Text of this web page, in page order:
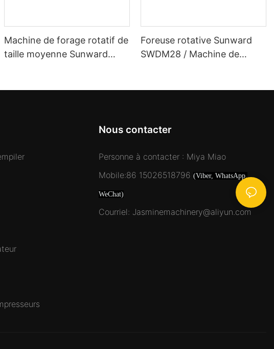
Machine de forage rotatif de
taille moyenne Sunward
Foreuse rotative Sunward
SWDM28 / Machine de
Nous contacter
Personne à contacter : Miya Miao
Mobile:86 15026518796 (Viber, WhatsApp,
WeChat)
Courriel: Jasminemachinery@aliyun.com